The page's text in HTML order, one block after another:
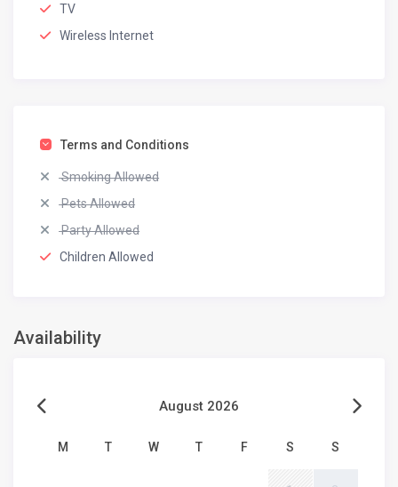
TV
Wireless Internet
Terms and Conditions
Smoking Allowed
Pets Allowed
Party Allowed
Children Allowed
Availability
August 2026
M T W T F S S